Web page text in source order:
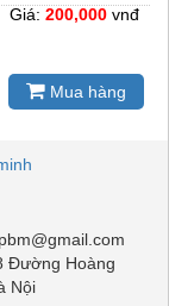
Giá: 200,000 vnđ
Mua hàng
Đường Hoàng
Nội